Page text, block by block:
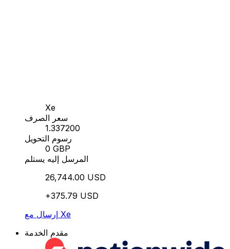
Xe
سعر الصرف
1.337200
رسوم التحويل
0 GBP
المرسل إليه يستلم
26,744.00 USD
+375.79 USD
إرسال مع Xe
مقدم الخدمة